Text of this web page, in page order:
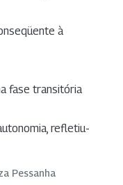
à
fase transitória
refletiu-
Pessanha